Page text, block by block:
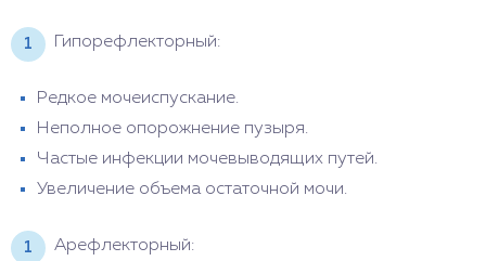
Гипорефлекторный:
Редкое мочеиспускание.
Неполное опорожнение пузыря.
Частые инфекции мочевыводящих путей.
Увеличение объема остаточной мочи.
Арефлекторный: